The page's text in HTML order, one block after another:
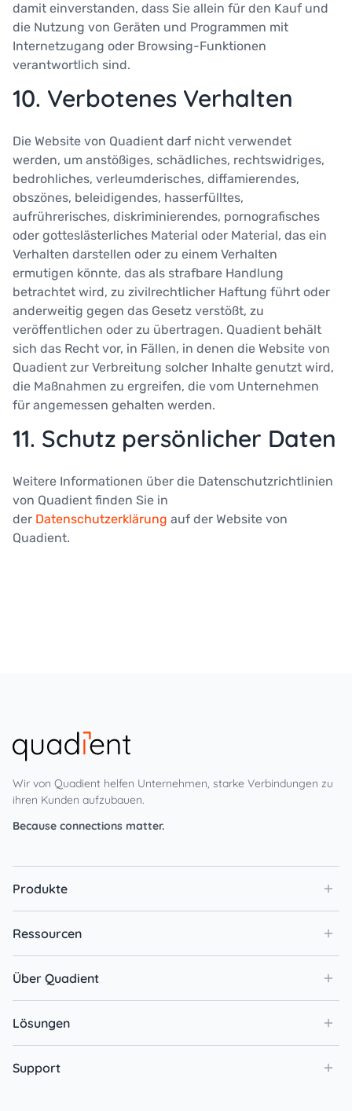
damit einverstanden, dass Sie allein für den Kauf und
die Nutzung von Geräten und Programmen mit
Internetzugang oder Browsing-Funktionen
verantwortlich sind.
10. Verbotenes Verhalten
Die Website von Quadient darf nicht verwendet
werden, um anstößiges, schädliches, rechtswidriges,
bedrohliches, verleumderisches, diffamierendes,
obszönes, beleidigendes, hasserfülltes,
aufrührerisches, diskriminierendes, pornografisches
oder gotteslästerliches Material oder Material, das ein
Verhalten darstellen oder zu einem Verhalten
ermutigen könnte, das als strafbare Handlung
betrachtet wird, zu zivilrechtlicher Haftung führt oder
anderweitig gegen das Gesetz verstößt, zu
veröffentlichen oder zu übertragen. Quadient behält
sich das Recht vor, in Fällen, in denen die Website von
Quadient zur Verbreitung solcher Inhalte genutzt wird,
die Maßnahmen zu ergreifen, die vom Unternehmen
für angemessen gehalten werden.
11. Schutz persönlicher Daten
Weitere Informationen über die Datenschutzrichtlinien
von Quadient finden Sie in
der Datenschutzerklärung auf der Website von
Quadient.
Wir von Quadient helfen Unternehmen, starke Verbindungen zu
ihren Kunden aufzubauen.
Because connections matter.
Produkte
Ressourcen
Über Quadient
Lösungen
Support